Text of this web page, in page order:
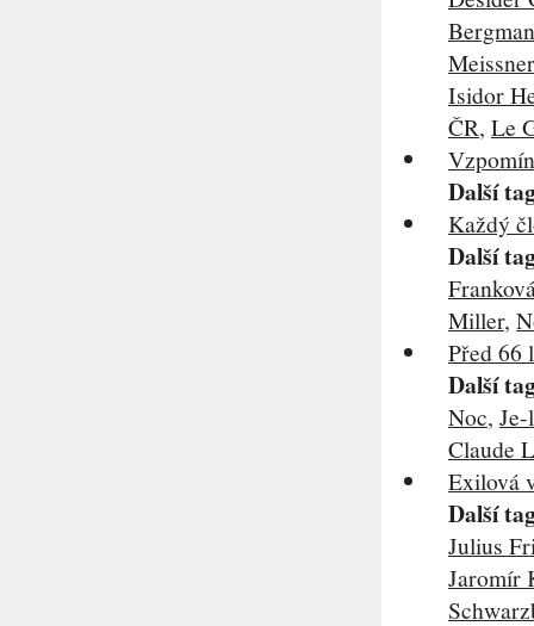
Meissner
Isidor
ČR, Le
Další
Každý
Další
Miller,
Před 66
Další
Noc,
Claude
Exilová
Další
Julius
Jaromír